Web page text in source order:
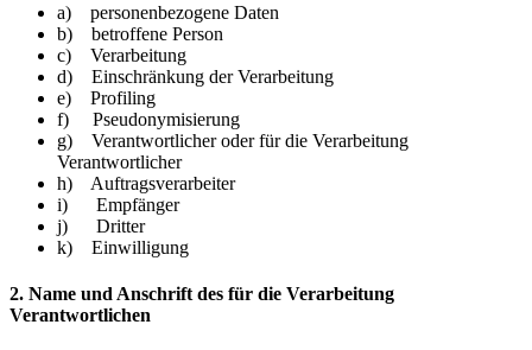
a) personenbezogene Daten
b) betroffene Person
c) Verarbeitung
d) Einschränkung der Verarbeitung
e) Profiling
f) Pseudonymisierung
g) Verantwortlicher oder für die Verarbeitung
Verantwortlicher
h) Auftragsverarbeiter
i) Empfänger
j) Dritter
k) Einwilligung
2. Name und Anschrift des für die Verarbeitung
Verantwortlichen